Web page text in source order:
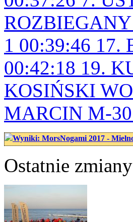
1 00:39:46 17.
00:42:18 19.
KOSIŃSKI
MARCIN M-
Wyniki: MorsNogami 2017 -
Ostatnie